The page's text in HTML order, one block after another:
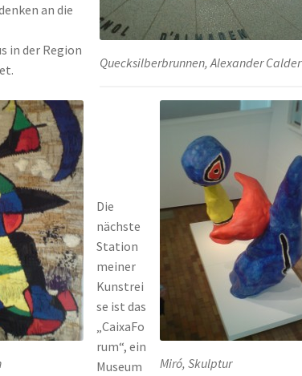
Quecksilberbrunnen, Alexander Calder
an die
in der Region
Miró, Skulptur
Die
nächste
Station
meiner
Kunstrei
se ist das
„CaixaFo
rum“, ein
Museum